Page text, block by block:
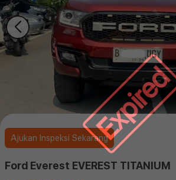
Expired
Ajukan Inspeksi Sekarang
Ford Everest EVEREST TITANIUM